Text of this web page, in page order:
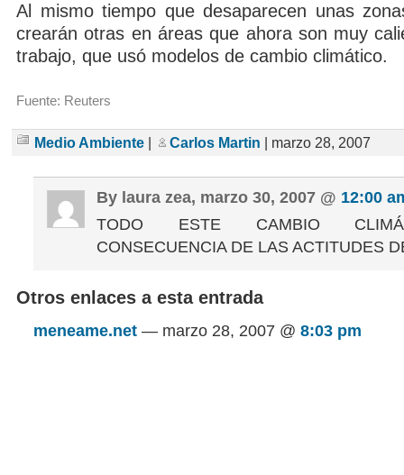
Al mismo tiempo que desaparecen unas
crearán otras en áreas que ahora son muy
trabajo, que usó modelos de cambio climático.
Fuente: Reuters
Medio Ambiente Carlos Martin | marzo 28, 2007
By laura zea, marzo 30, 2007 @ 12:00
TODO ESTE CAMBIO
CONSECUENCIA DE LAS ACTITUDES
Otros enlaces a esta entrada
meneame.net — marzo 28, 2007 @ 8:03 pm